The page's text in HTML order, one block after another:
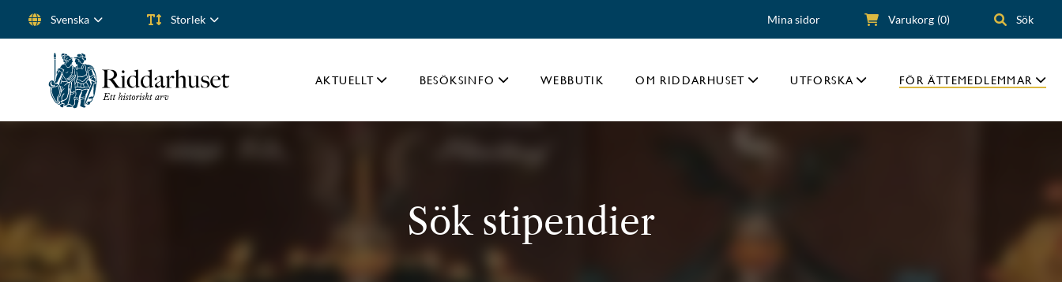
Svenska Storlek Mina sidor Varukorg (0) Sök
AKTUELLT BESÖKSINFO WEBBUTIK OM RIDDARHUSET UTFORSKA FÖR ÄTTEMEDLEMMAR
Sök stipendier